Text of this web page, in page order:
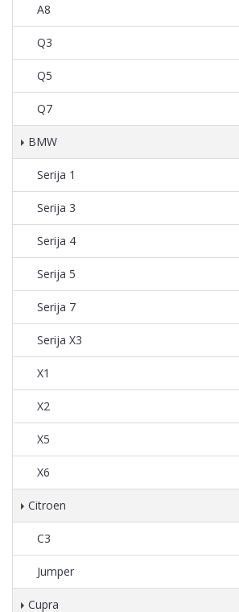
A8
Q3
Q5
Q7
BMW
Serija 1
Serija 3
Serija 4
Serija 5
Serija 7
Serija X3
X1
X2
X5
X6
Citroen
C3
Jumper
Cupra